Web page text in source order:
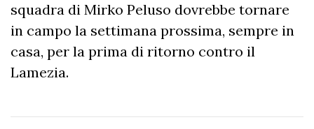
squadra di Mirko Peluso dovrebbe tornare
in campo la settimana prossima, sempre in
casa, per la prima di ritorno contro il
Lamezia.